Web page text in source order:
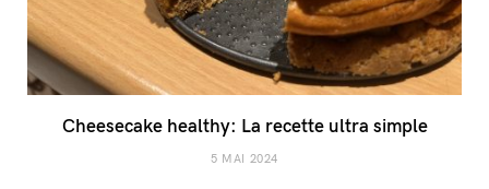
Cheesecake healthy: La recette ultra simple
5 MAI 2024